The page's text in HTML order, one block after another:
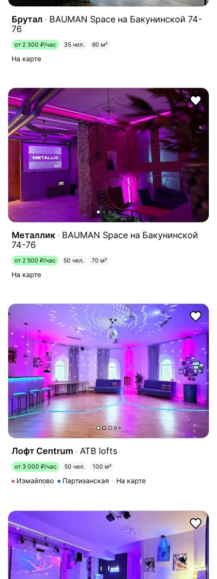
Брутал
BAUMAN Space на Бакунинской 74-
76
от 2 300 ₽/час 35 чел. 60 м²
На карте
Металлик
BAUMAN Space на Бакунинской
74-76
от 2 500 ₽/час 50 чел. 70 м²
На карте
Лофт Centrum ATB lofts
от 3 000 ₽/час 50 чел. 100 м²
Измайлово Партизанская На карте